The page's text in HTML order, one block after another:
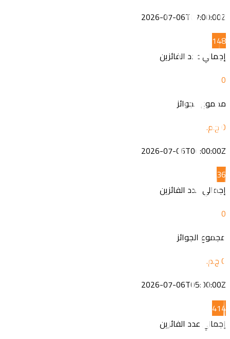
2026-07-06T07:00:00Z
148
إجمالي عدد الفائزين
0
مجموع الجوائز
2026-07-06T06:00:00Z
36
إجمالي عدد الفائزين
0
مجموع الجوائز
2026-07-06T05:00:00Z
414
إجمالي عدد الفائزين